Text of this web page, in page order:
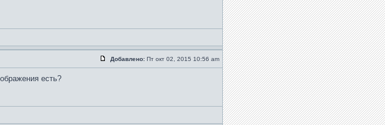
Добавлено: Пт окт 02, 2015 10:56 am
есть?